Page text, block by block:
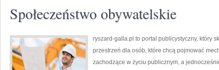
Społeczeństwo obywatelskie
ryszard-galla.pl to portal publicystyczny, który
przestrzeń dla osób, które chcą pojmować
zachodzące w życiu publicznym, a